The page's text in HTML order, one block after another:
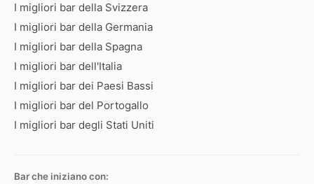
I migliori bar della Svizzera
I migliori bar della Germania
I migliori bar della Spagna
I migliori bar dell'Italia
I migliori bar dei Paesi Bassi
I migliori bar del Portogallo
I migliori bar degli Stati Uniti
Bar che iniziano con: